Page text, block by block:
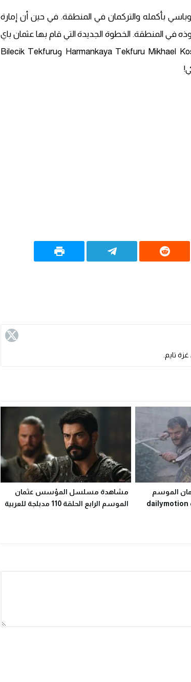
كاي أوباسي بأكمله والتركمان في المنطقة. في حين أن إمارة
في المنطقة. الخطوة الجديدة التي قام بها عثمان باي
ليست فقط تلك التي قام بها إنيغول تكفور آيا نيكولا. Harmankaya Tekfuru Mikhael Kosses وBilecik Tekfuru
تايم.
الموسم
مشاهدة مسلسل المؤسس عثمان
الموسم الرابع الحلقة 110 مدبلجة للعربية